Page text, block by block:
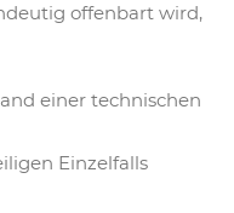
offenbart wird,
einer technischen
Einzelfalls